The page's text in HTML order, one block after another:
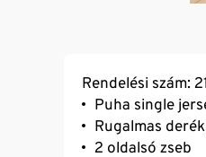
Rendelési szám:
Puha single
Rugalmas
2 oldalsó zseb